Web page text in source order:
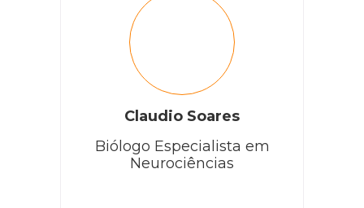
Claudio Soares
Biólogo Especialista em
Neurociências